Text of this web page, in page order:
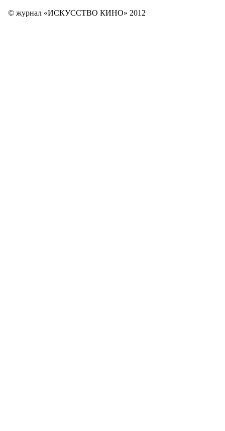
© журнал «ИСКУССТВО КИНО» 2012